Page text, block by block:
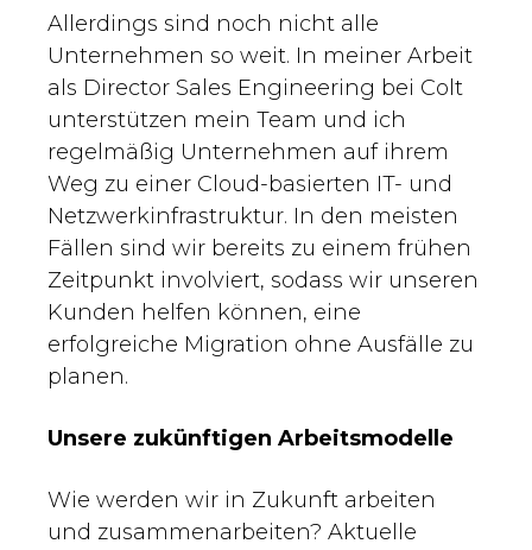
Allerdings sind noch nicht alle
Unternehmen so weit. In meiner Arbeit
als Director Sales Engineering bei Colt
unterstützen mein Team und ich
regelmäßig Unternehmen auf ihrem
Weg zu einer Cloud-basierten IT- und
Netzwerkinfrastruktur. In den meisten
Fällen sind wir bereits zu einem frühen
Zeitpunkt involviert, sodass wir unseren
Kunden helfen können, eine
erfolgreiche Migration ohne Ausfälle zu
planen.
Unsere zukünftigen Arbeitsmodelle
Wie werden wir in Zukunft arbeiten
und zusammenarbeiten? Aktuelle